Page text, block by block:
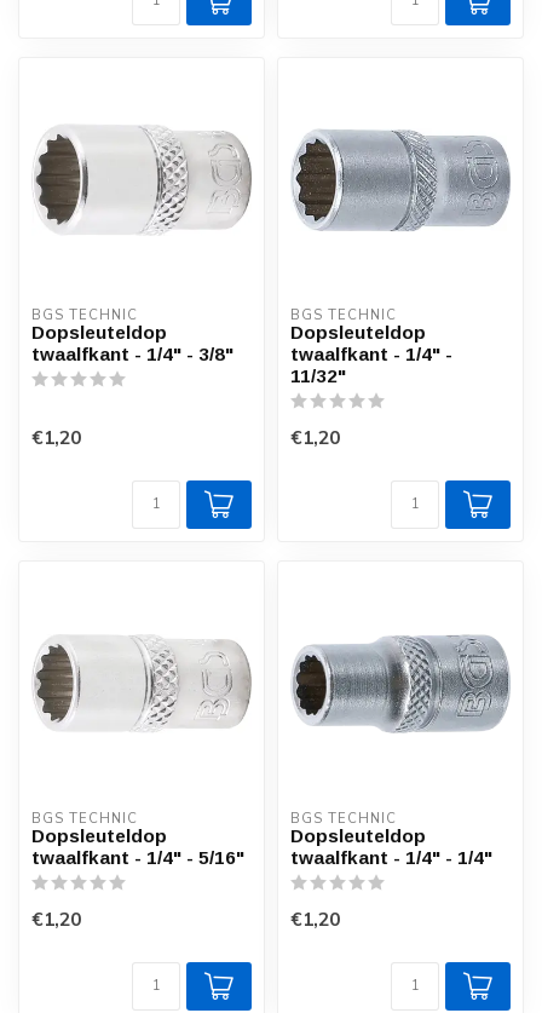
BGS TECHNIC
Dopsleuteldop
twaalfkant - 1/4" - 3/8"
€1,20
BGS TECHNIC
Dopsleuteldop
twaalfkant - 1/4" -
11/32"
€1,20
BGS TECHNIC
Dopsleuteldop
twaalfkant - 1/4" - 5/16"
€1,20
BGS TECHNIC
Dopsleuteldop
twaalfkant - 1/4" - 1/4"
€1,20